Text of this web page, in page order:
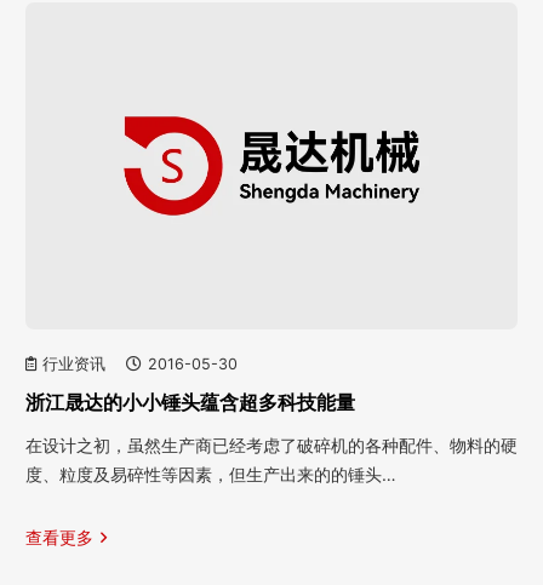
行业资讯 2016-05-30
浙江晟达的小小锤头蕴含超多科技能量
在设计之初，虽然生产商已经考虑了破碎机的各种配件、物料的硬
度、粒度及易碎性等因素，但生产出来的的锤头…
查看更多